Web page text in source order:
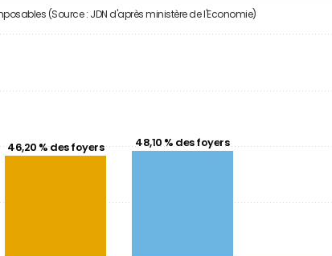
(Source : JDN d'après ministère de l'Economie)
46,20 % des foyers 48,10 % des foyers